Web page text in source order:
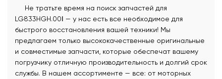
Не тратьте время на поиск запчастей для
LG833HGH.00Ⅰ — у нас есть все необходимое для
быстрого восстановления вашей техники! Мы
предлагаем только высококачественные оригинальные
и совместимые запчасти, которые обеспечат вашему
погрузчику отличную производительность и долгий срок
службы. В нашем ассортименте — все: от моторных